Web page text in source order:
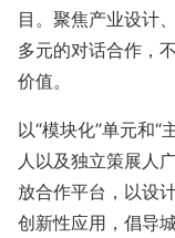
目。聚焦产业设计
多元的对话合作，
价值。
以“模块化”单元和“
人以及独立策展人
放合作平台，以设
创新性应用，倡导